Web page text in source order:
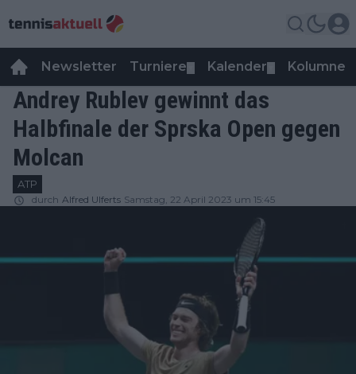
Newsletter Turniere Kalender Kolumnen
Andrey Rublev gewinnt das
Halbfinale der Sprska Open gegen
Molcan
ATP
durch Alfred Ulferts Samstag, 22 April 2023 um 15:45